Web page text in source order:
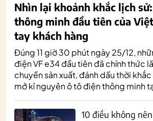
Nhìn lại khoảnh khắc lịch
thông minh đầu tiên của
tay khách hàng
Đúng 11 giờ 30 phút ngày 25/12,
điện VF e34 đầu tiên đã chính thức
chuyền sản xuất, đánh dấu thời
mở kỉ nguyên ô tô điện thông minh
10 điều không